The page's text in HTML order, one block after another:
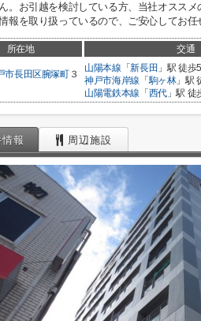
。お引越を検討している方、当社オスス
報を取り扱っているので、ご安心してお任
所在地 交通
市長田区腕塚町３
山陽本線 「新長田 」駅 徒歩
神戸市海岸線 「駒ヶ林」駅
山陽電鉄本線 「 西代」駅 徒
報 周辺施設